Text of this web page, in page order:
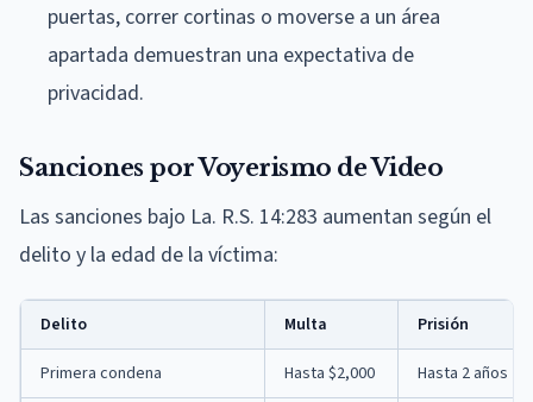
puertas, correr cortinas o moverse a un área
apartada demuestran una expectativa de
privacidad.
Sanciones por Voyerismo de Video
Las sanciones bajo La. R.S. 14:283 aumentan según el
delito y la edad de la víctima:
Delito Multa Prisión
Primera condena Hasta $2,000 Hasta 2 años